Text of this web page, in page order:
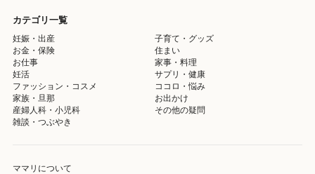
カテゴリ一覧
妊娠・出産
子育て・グッズ
お金・保険
住まい
お仕事
家事・料理
妊活
サプリ・健康
ファッション・コスメ
ココロ・悩み
家族・旦那
お出かけ
産婦人科・小児科
その他の疑問
雑談・つぶやき
ママリについて